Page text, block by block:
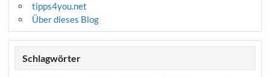
tipps4you.net
Über dieses Blog
Schlagwörter